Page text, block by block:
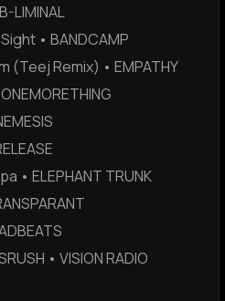
LIMINAL
• BANDCAMP
(Teej Remix) • EMPATHY
• ELEPHANT TRUNK
• VISION RADIO